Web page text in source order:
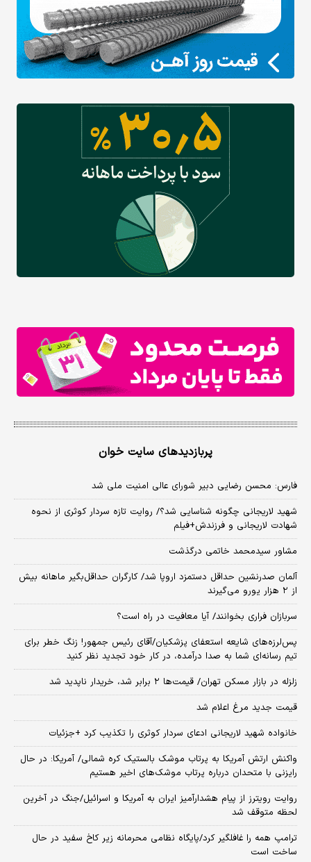
پربازدیدهای سایت خوان
فارس: محسن رضایی دبیر شورای عالی امنیت ملی شد
شهید لاریجانی چگونه شناسایی شد؟/ روایت تازه سردار کوثری از نحوه
شهادت لاریجانی و فرزندش+فیلم
مشاور سیدمحمد خاتمی درگذشت
آلمان صدرنشین حداقل دستمزد اروپا شد/ کارگران حداقل‌بگیر ماهانه بیش
از ۲ هزار یورو می‌گیرند
سربازان فراری بخوانند/ آیا معافیت در راه است؟
پس‌لرزه‌های شایعه استعفای پزشکیان/آقای رئیس جمهور! زنگ خطر برای
تیم رسانه‌ای شما به صدا درآمده، در کار خود تجدید نظر کنید
زلزله در بازار مسکن تهران/ قیمت‌ها ۲ برابر شد، خریدار ناپدید شد
قیمت جدید مرغ اعلام شد
خانواده شهید لاریجانی ادعای سردار کوثری را تکذیب کرد +جزئیات
واکنش ارتش آمریکا به پرتاب موشک بالستیک کره شمالی/ آمریکا: در حال
رایزنی با متحدان درباره پرتاب موشک‌های اخیر هستیم
روایت رویترز از پیام هشدارآمیز ایران به آمریکا و اسرائیل/جنگ در آخرین
لحظه متوقف شد
ترامپ همه را غافلگیر کرد/پایگاه نظامی محرمانه زیر کاخ سفید در حال
ساخت است